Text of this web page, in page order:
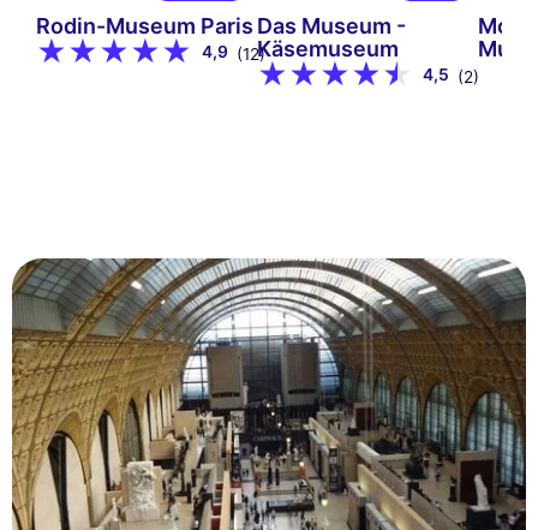
Rodin-Museum Paris
4,9 (12)
Das Museum -
Käsemuseum
4,5 (2)